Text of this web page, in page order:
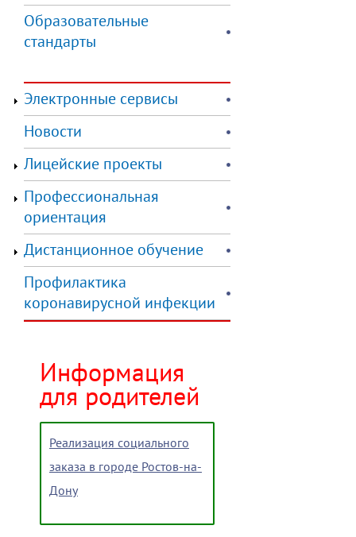
Образовательные
стандарты
Электронные сервисы
Новости
Лицейские проекты
Профессиональная
ориентация
Дистанционное обучение
Профилактика
коронавирусной инфекции
Информация
для родителей
Реализация социального
заказа в городе Ростов-на-
Дону